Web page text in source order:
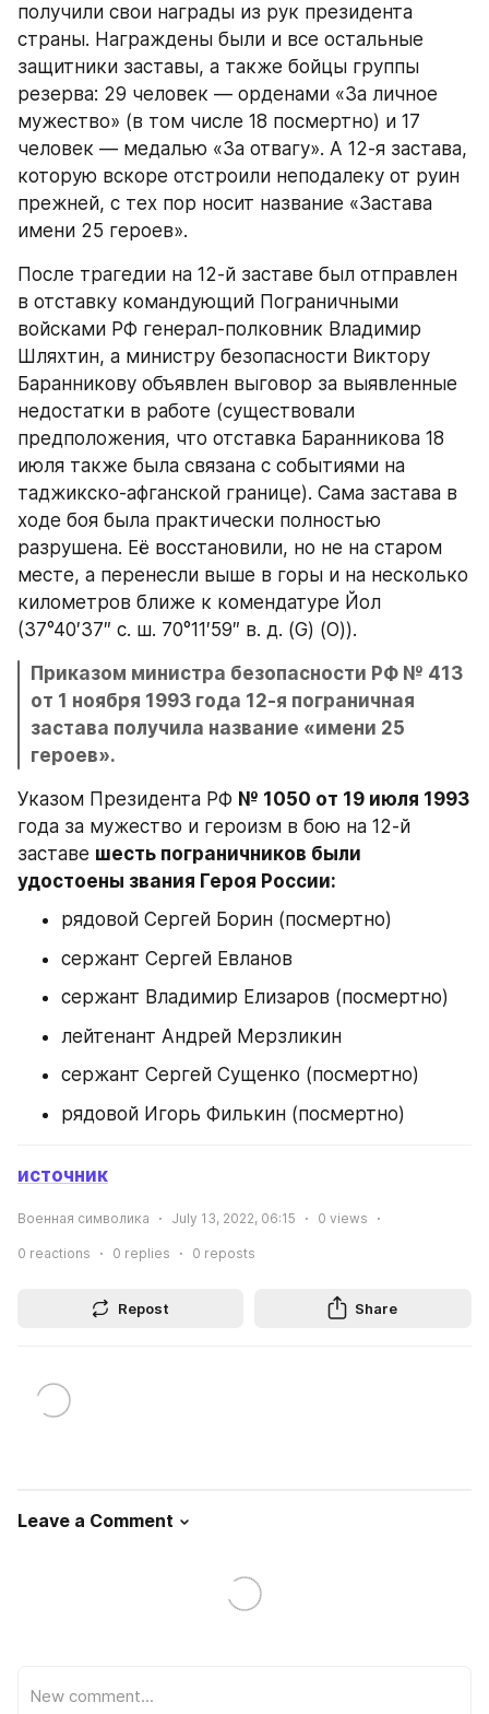
получили свои награды из рук президента
страны. Награждены были и все остальные
защитники заставы, а также бойцы группы
резерва: 29 человек — орденами «За личное
мужество» (в том числе 18 посмертно) и 17
человек — медалью «За отвагу». А 12-я застава,
которую вскоре отстроили неподалеку от руин
прежней, с тех пор носит название «Застава
имени 25 героев».
После трагедии на 12-й заставе был отправлен
в отставку командующий Пограничными
войсками РФ генерал-полковник Владимир
Шляхтин, а министру безопасности Виктору
Баранникову объявлен выговор за выявленные
недостатки в работе (существовали
предположения, что отставка Баранникова 18
июля также была связана с событиями на
таджикско-афганской границе). Сама застава в
ходе боя была практически полностью
разрушена. Её восстановили, но не на старом
месте, а перенесли выше в горы и на несколько
километров ближе к комендатуре Йол
(37°40′37″ с. ш. 70°11′59″ в. д. (G) (O)).
Приказом министра безопасности РФ № 413
от 1 ноября 1993 года 12-я пограничная
застава получила название «имени 25
героев».
Указом Президента РФ № 1050 от 19 июля 1993
года за мужество и героизм в бою на 12-й
заставе шесть пограничников были
удостоены звания Героя России:
рядовой Сергей Борин (посмертно)
сержант Сергей Евланов
сержант Владимир Елизаров (посмертно)
лейтенант Андрей Мерзликин
сержант Сергей Сущенко (посмертно)
рядовой Игорь Филькин (посмертно)
источник
Военная символика July 13, 2022, 06:15 0 views
0 reactions 0 replies 0 reposts
Repost Share
Leave a Comment